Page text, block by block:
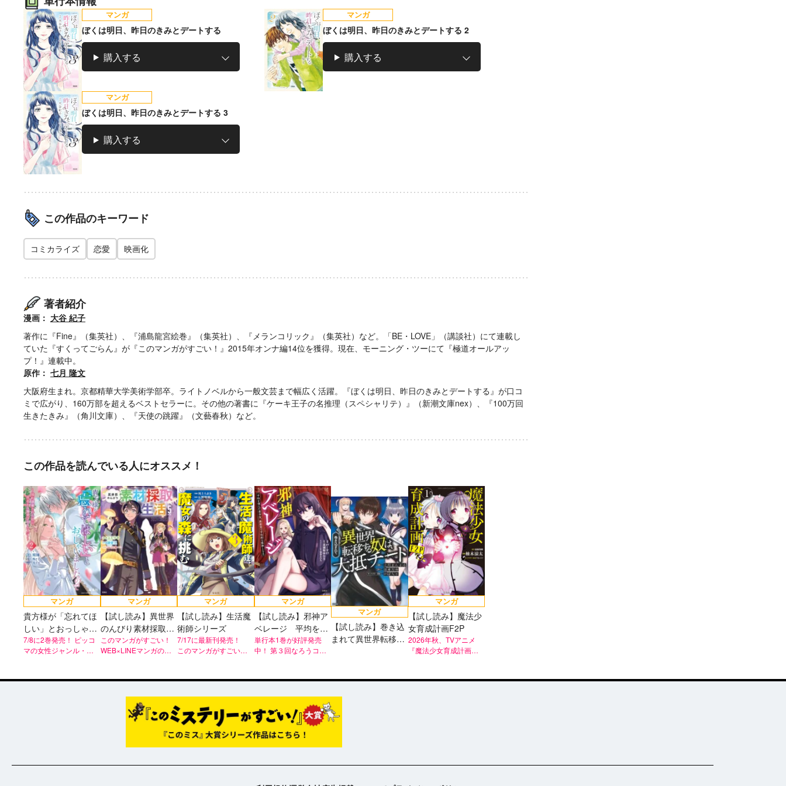
マンガ
ぼくは明日、昨日のきみとデートする
購入する
マンガ
ぼくは明日、昨日のきみとデートする 2
購入する
マンガ
ぼくは明日、昨日のきみとデートする 3
購入する
この作品のキーワード
コミカライズ 恋愛 映画化
著者紹介
漫画： 大谷 紀子
著作に『Fine』（集英社）、『浦島龍宮絵巻』（集英社）、『メランコリック』（集英社）など。「BE・LOVE」（講談社）にて連載し
ていた『すくってごらん』が『このマンガがすごい！』2015年オンナ編14位を獲得。現在、モーニング・ツーにて『極道オールアッ
プ！』連載中。
原作： 七月 隆文
大阪府生まれ。京都精華大学美術学部卒。ライトノベルから一般文芸まで幅広く活躍。『ぼくは明日、昨日のきみとデートする』が口コ
ミで広がり、160万部を超えるベストセラーに。その他の著書に『ケーキ王子の名推理（スペシャリテ）』（新潮文庫nex）、『100万回
生きたきみ』（角川文庫）、『天使の跳躍』（文藝春秋）など。
この作品を読んでいる人にオススメ！
マンガ
貴方様が「忘れてほ
しい」とおっしゃい
ましたので～婚約破
棄された私が、従者
て～
7/8に2巻発売！ ピッコ
マの女性ジャンル・恋
行本で登場！
マンガ
【試し読み】異世界
のんびり素材採取生
活
このマンガがすごい！
WEB×LINEマンガの人
マンガ
【試し読み】生活魔
術師シリーズ
7/17に最新刊発売！
このマンガがすごい！
マンガ
【試し読み】邪神ア
ベレージ 平均を望
んだ美少女、異世界
で平均的な邪神とな
単行本1巻が好評発売
中！ 第３回なろうコン
ト！
マンガ
【試し読み】巻き込
まれて異世界転移す
マンガ
【試し読み】魔法少
女育成計画F2P
2026年秋、TVアニメ
『魔法少女育成計画